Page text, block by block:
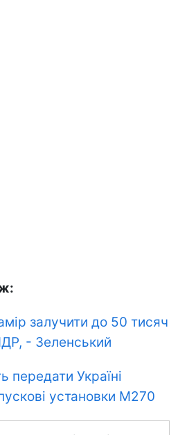
залучити до 50 тисяч
- Зеленський
Україні
установки M270